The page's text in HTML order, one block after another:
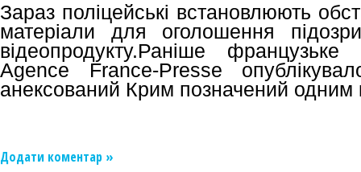
Зараз поліцейські встановлюють
матеріали для оголошення
відеопродукту.Раніше французьке
Agence France-Presse
анексований Крим позначений одним
Додати коментар »